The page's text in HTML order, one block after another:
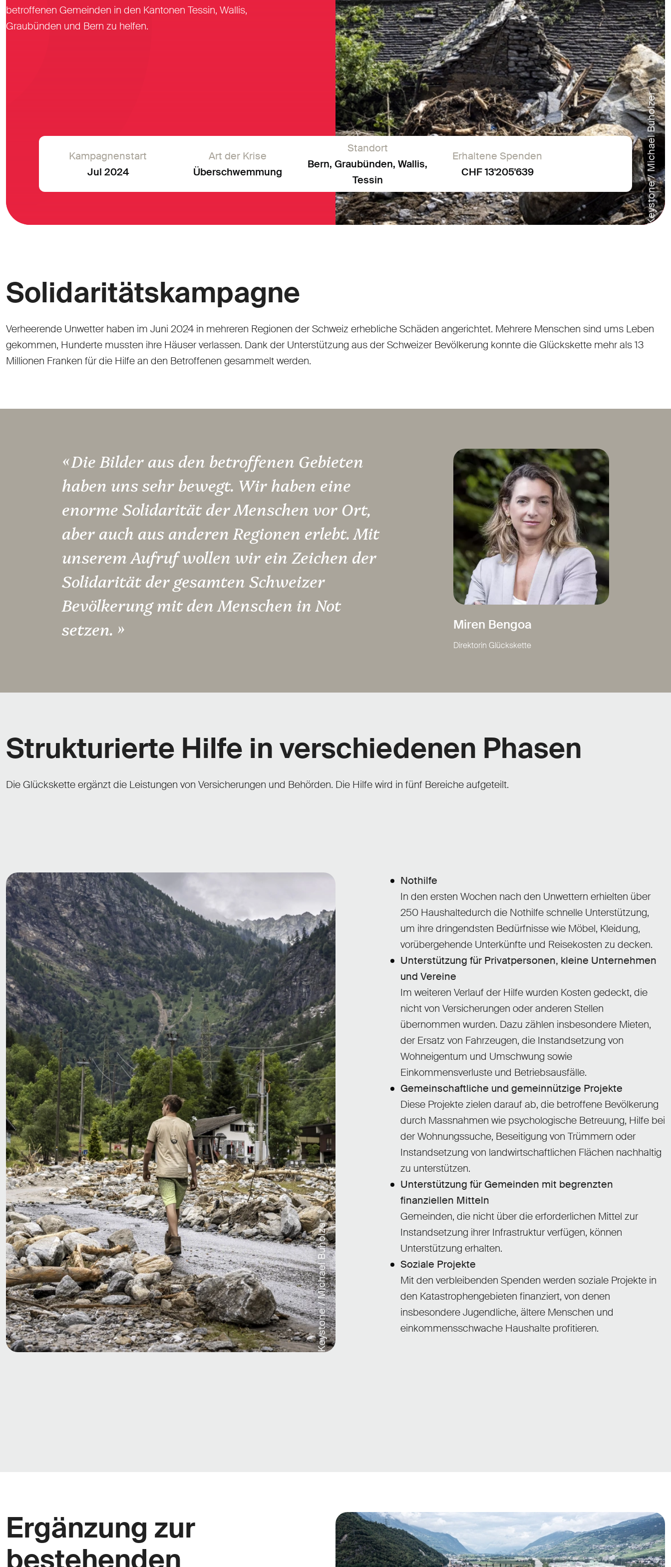
betroffenen Gemeinden in den Kantonen Tessin, Wallis,
Graubünden und Bern zu helfen.
Keystone / Michael Buholzer
Kampagnenstart
Jul 2024
Art der Krise
Überschwemmung
Standort
Bern, Graubünden, Wallis,
Tessin
Erhaltene Spenden
CHF 13'205'639
Solidaritätskampagne
Verheerende Unwetter haben im Juni 2024 in mehreren Regionen der Schweiz erhebliche Schäden angerichtet. Mehrere Menschen sind ums Leben
gekommen, Hunderte mussten ihre Häuser verlassen. Dank der Unterstützung aus der Schweizer Bevölkerung konnte die Glückskette mehr als 13
Millionen Franken für die Hilfe an den Betroffenen gesammelt werden.
« Die Bilder aus den betroffenen Gebieten
haben uns sehr bewegt. Wir haben eine
enorme Solidarität der Menschen vor Ort,
aber auch aus anderen Regionen erlebt. Mit
unserem Aufruf wollen wir ein Zeichen der
Solidarität der gesamten Schweizer
Bevölkerung mit den Menschen in Not
setzen. »
Miren Bengoa
Direktorin Glückskette
Strukturierte Hilfe in verschiedenen Phasen
Die Glückskette ergänzt die Leistungen von Versicherungen und Behörden. Die Hilfe wird in fünf Bereiche aufgeteilt.
Keystone / Michael Buholzer
Nothilfe
In den ersten Wochen nach den Unwettern erhielten über
250 Haushaltedurch die Nothilfe schnelle Unterstützung,
um ihre dringendsten Bedürfnisse wie Möbel, Kleidung,
vorübergehende Unterkünfte und Reisekosten zu decken.
Unterstützung für Privatpersonen, kleine Unternehmen
und Vereine
Im weiteren Verlauf der Hilfe wurden Kosten gedeckt, die
nicht von Versicherungen oder anderen Stellen
übernommen wurden. Dazu zählen insbesondere Mieten,
der Ersatz von Fahrzeugen, die Instandsetzung von
Wohneigentum und Umschwung sowie
Einkommensverluste und Betriebsausfälle.
Gemeinschaftliche und gemeinnützige Projekte
Diese Projekte zielen darauf ab, die betroffene Bevölkerung
durch Massnahmen wie psychologische Betreuung, Hilfe bei
der Wohnungssuche, Beseitigung von Trümmern oder
Instandsetzung von landwirtschaftlichen Flächen nachhaltig
zu unterstützen.
Unterstützung für Gemeinden mit begrenzten
finanziellen Mitteln
Gemeinden, die nicht über die erforderlichen Mittel zur
Instandsetzung ihrer Infrastruktur verfügen, können
Unterstützung erhalten.
Soziale Projekte
Mit den verbleibenden Spenden werden soziale Projekte in
den Katastrophengebieten finanziert, von denen
insbesondere Jugendliche, ältere Menschen und
einkommensschwache Haushalte profitieren.
Ergänzung zur